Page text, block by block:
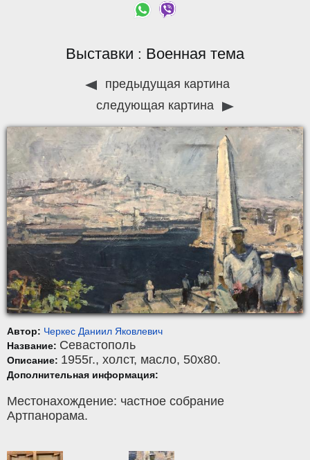
Выставки : Военная тема
предыдущая картина
следующая картина
Автор: Черкес Даниил Яковлевич
Название: Севастополь
Описание: 1955г., холст, масло, 50x80.
Дополнительная информация:
Местонахождение: частное собрание
Артпанорама.